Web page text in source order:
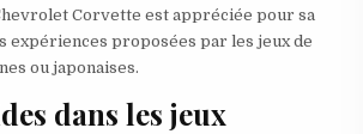
Corvette est appréciée pour sa
expériences proposées par les jeux de
ou japonaises.
dans les jeux